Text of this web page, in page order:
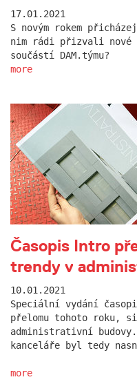
17.01.2021
S novým rokem
nim rádi přizvali nové
součástí DAM.týmu?
more
Časopis Intro
trendy v
10.01.2021
Speciální vydání
přelomu tohoto roku,
administrativní
kanceláře byl tedy
more